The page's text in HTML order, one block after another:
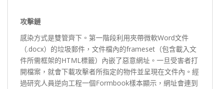
攻擊鏈
感染方式是雙管齊下。第一階段利用夾帶微軟Word文件
（.docx）的垃圾郵件，文件檔內的frameset（包含載入文
件所需框架的HTML標籤）內嵌了惡意網址。一旦受害者打
開檔案，就會下載攻擊者所指定的物件並呈現在文件內。經
過研究人員逆向工程一個Formbook樣本顯示，網址會連到